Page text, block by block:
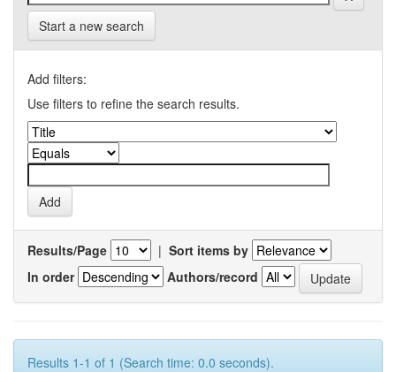
Start a new search
Add filters:
Use filters to refine the search results.
Results/Page | Sort items by
In order
Authors/record
Results 1-1 of 1 (Search time: 0.0 seconds).